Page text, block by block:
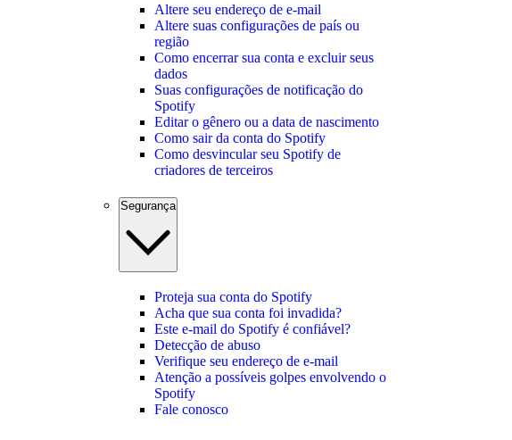
Altere seu endereço de e‑mail
Altere suas configurações de país ou
região
Como encerrar sua conta e excluir seus
dados
Suas configurações de notificação do
Spotify
Editar o gênero ou a data de nascimento
Como sair da conta do Spotify
Como desvincular seu Spotify de
criadores de terceiros
Segurança
Proteja sua conta do Spotify
Acha que sua conta foi invadida?
Este e-mail do Spotify é confiável?
Detecção de abuso
Verifique seu endereço de e-mail
Atenção a possíveis golpes envolvendo o
Spotify
Fale conosco